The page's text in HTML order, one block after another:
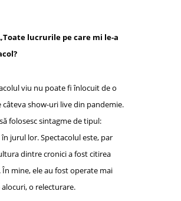
lucrurile pe care mi le-a
viu nu poate fi înlocuit de o
show-uri live din pandemie.
folosesc sintagme de tipul:
jurul lor. Spectacolul este, par
dintre cronici a fost citirea
mine, ele au fost operate mai
o relecturare.